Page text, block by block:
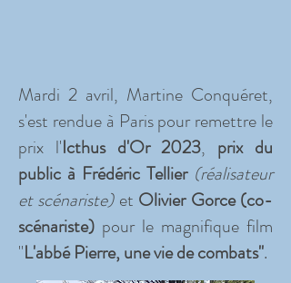
Mardi 2 avril, Martine Conquéret,
s'est rendue à Paris pour remettre le
prix l'Icthus d'Or 2023, prix du
public à Frédéric Tellier (réalisateur
et scénariste)et Olivier Gorce (co-
scénariste) pour le magnifique film
"L'abbé Pierre, une vie de combats".